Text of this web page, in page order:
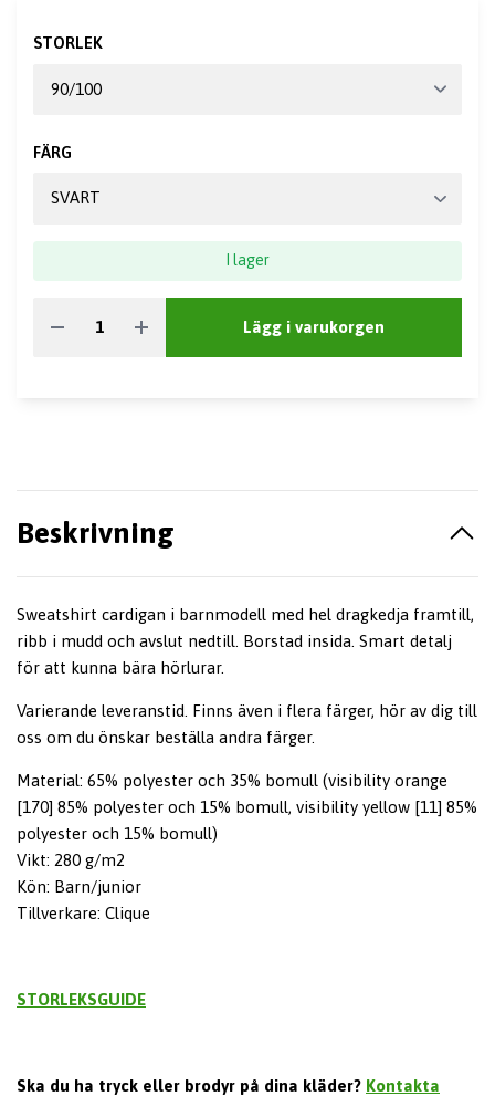
STORLEK
FÄRG
I lager
Lägg i varukorgen
Beskrivning
Sweatshirt cardigan i barnmodell med hel dragkedja framtill,
ribb i mudd och avslut nedtill. Borstad insida. Smart detalj
för att kunna bära hörlurar.
Varierande leveranstid. Finns även i flera färger, hör av dig till
oss om du önskar beställa andra färger.
Material: 65% polyester och 35% bomull (visibility orange
[170] 85% polyester och 15% bomull, visibility yellow [11] 85%
polyester och 15% bomull)
Vikt: 280 g/m2
Kön: Barn/junior
Tillverkare: Clique
STORLEKSGUIDE
Ska du ha tryck eller brodyr på dina kläder? Kontakta